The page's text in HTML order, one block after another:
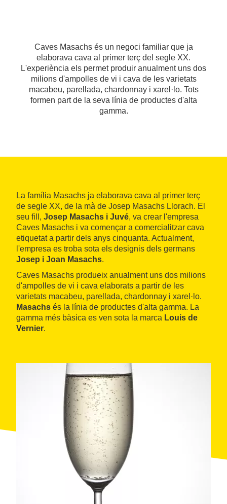
Caves Masachs és un negoci familiar que ja
elaborava cava al primer terç del segle XX.
L'experiència els permet produir anualment uns dos
milions d'ampolles de vi i cava de les varietats
macabeu, parellada, chardonnay i xarel·lo. Tots
formen part de la seva línia de productes d'alta
gamma.
La família Masachs ja elaborava cava al primer terç
de segle XX, de la mà de Josep Masachs Llorach. El
seu fill, Josep Masachs i Juvé, va crear l'empresa
Caves Masachs i va començar a comercialitzar cava
etiquetat a partir dels anys cinquanta. Actualment,
l'empresa es troba sota els designis dels germans
Josep i Joan Masachs.
Caves Masachs produeix anualment uns dos milions
d'ampolles de vi i cava elaborats a partir de les
varietats macabeu, parellada, chardonnay i xarel·lo.
Masachs és la línia de productes d'alta gamma. La
gamma més bàsica es ven sota la marca Louis de
Vernier.